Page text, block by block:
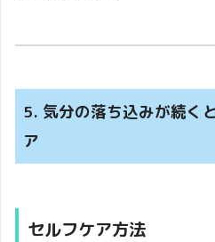
5. 気分の落ち込みが続く
ア
セルフケア方法